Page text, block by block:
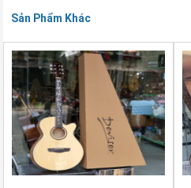
Sản Phẩm Khác